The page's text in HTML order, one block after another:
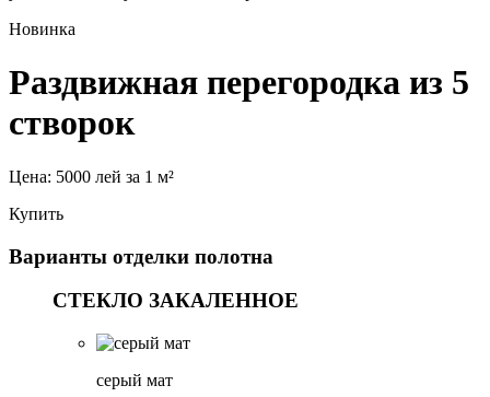
Новинка
Раздвижная перегородка из 5
створок
Цена: 5000 лей за 1 м²
Купить
Варианты отделки полотна
СТЕКЛО ЗАКАЛЕННОЕ
серый мат